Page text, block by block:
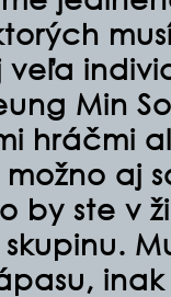
Min
hráčmi
aj
by ste v